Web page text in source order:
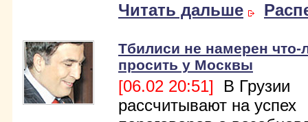
Читать дальше
Тбилиси не намерен что-
просить у Москвы
[06.02 20:51] В Грузии
рассчитывают на успех